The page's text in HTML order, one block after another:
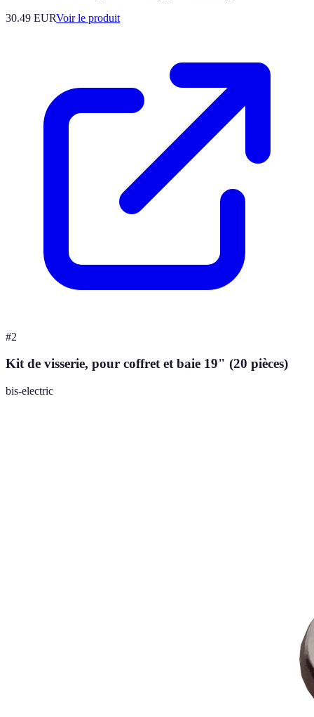
30.49 EURVoir le produit
#2
Kit de visserie, pour coffret et baie 19" (20 pièces)
bis-electric